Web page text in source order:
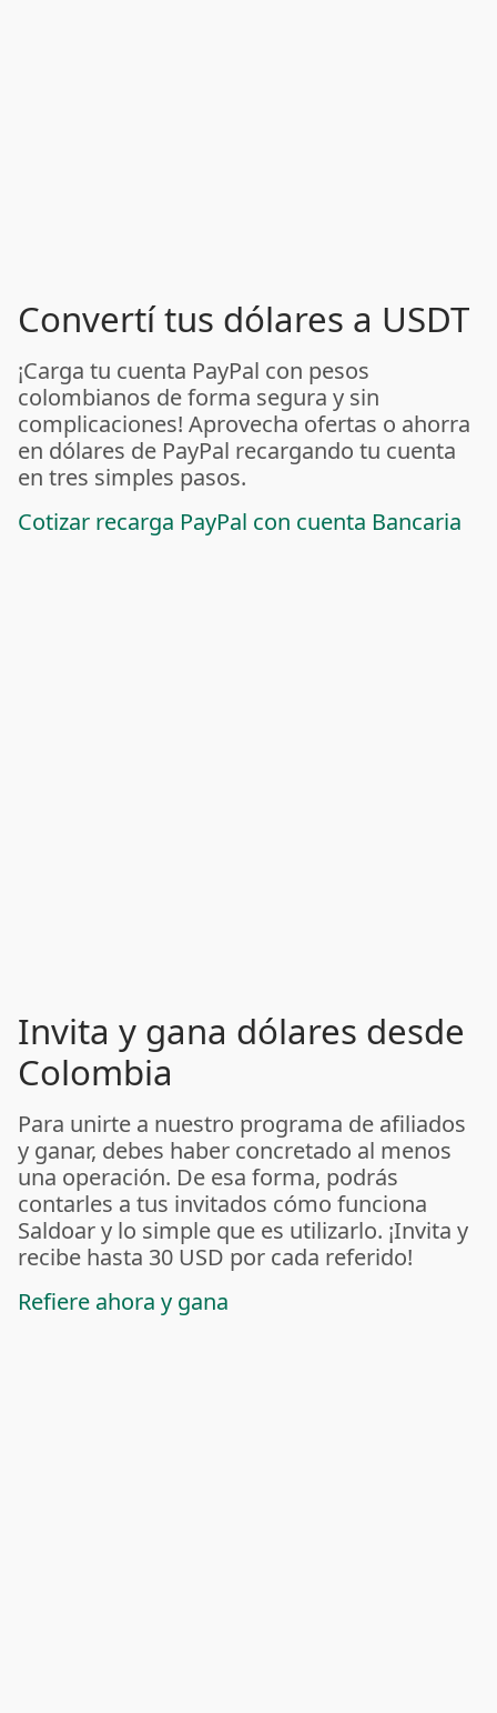
Convertí tus dólares a USDT
¡Carga tu cuenta PayPal con pesos
colombianos de forma segura y sin
complicaciones! Aprovecha ofertas o ahorra
en dólares de PayPal recargando tu cuenta
en tres simples pasos.
Cotizar recarga PayPal con cuenta Bancaria
Invita y gana dólares desde
Colombia
Para unirte a nuestro programa de afiliados
y ganar, debes haber concretado al menos
una operación. De esa forma, podrás
contarles a tus invitados cómo funciona
Saldoar y lo simple que es utilizarlo. ¡Invita y
recibe hasta 30 USD por cada referido!
Refiere ahora y gana